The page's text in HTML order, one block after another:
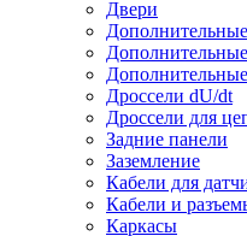
Двери
Дроссели dU/dt
Дроссели для
Задние панели
Заземление
Кабели для
Кабели и
Каркасы